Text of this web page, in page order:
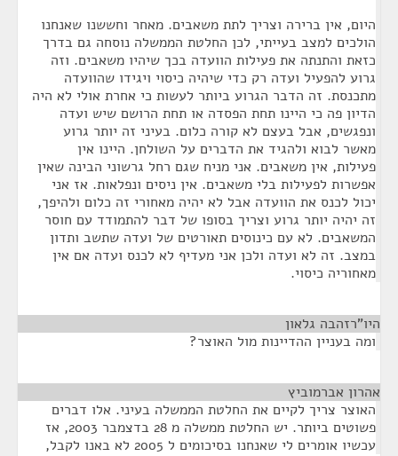
היום, אין ברירה וצריך לתת משאבים. מאחר וחששנו שאנחנו
הולכים למצב בעייתי, לכן החלטת הממשלה נוסחה גם בדרך
כזאת והתנתה את פעילות הוועדה בכך שיהיו משאבים. וזה
גרוע להפעיל ועדה רק כדי שיהיה כיסוי ויגידו שהוועדה
מתכנסת. זה הדבר הגרוע ביותר לעשות כי אחרת אולי לא היה
הדיון פה כי היינו תחת הפסדה או תחת הרושם שיש ועדה
ונפגשים, אבל בעצם לא קורה כלום. בעיני זה יותר גרוע
מאשר לבוא ולהגיד את הדברים על השולחן. היינו אין
פעילות, אין משאבים. אני מניח שגם רחל גרשוני הבינה שאין
אפשרות לפעילות בלי משאבים. אין ניסים ונפלאות. אז אני
יכול לכנס את הוועדה אבל לא יהיה מאחורי זה כלום ולהיפך,
זה יהיה יותר גרוע וצריך בסופו של דבר להתמודד עם חוסר
המשאבים. לא עם כינוסים תאורטים של ועדה שתשב ותדון
במצב. זה לא ועדה ולכן אני מעדיף לא לכנס ועדה אם אין
מאחוריה כיסוי.
היו"רזהבה גלאון
ומה בעניין ההדיינות מול האוצר?
אהרון אברמוביץ
האוצר צריך לקיים את החלטת הממשלה בעיני. אלו דברים
פשוטים ביותר. יש החלטת ממשלה מ 28 בדצמבר 2003, אז
עכשיו אומרים לי שאנחנו בסיכומים ל 2005 לא באנו לקבל,